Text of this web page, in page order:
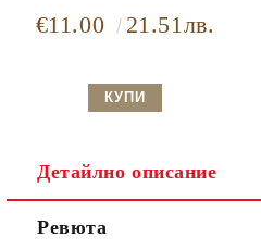
€11.00 21.51лв.
Детайлно описание
Ревюта